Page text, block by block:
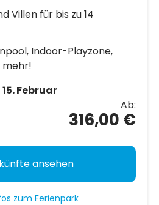
Villen für bis zu 14
Indoor-Playzone,
mehr!
Februar
Ab:
316,00 €
ansehen
zum Ferienpark